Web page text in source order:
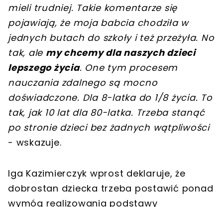
mieli trudniej. Takie komentarze się
pojawiają, że moja babcia chodziła w
jednych butach do szkoły i też przeżyła. No
tak, ale my chcemy dla naszych dzieci
lepszego życia. One tym procesem
nauczania zdalnego są mocno
doświadczone. Dla 8-latka do 1/8 życia. To
tak, jak 10 lat dla 80-latka. Trzeba stanąć
po stronie dzieci bez żadnych wątpliwości
- wskazuje.
Iga Kazimierczyk wprost deklaruje, że
dobrostan dziecka trzeba postawić ponad
wymóg realizowania podstawy